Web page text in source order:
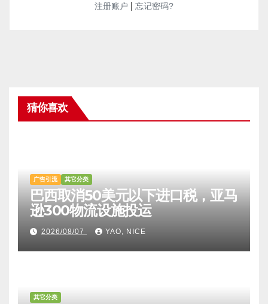
注册账户 忘记密码?
猜你喜欢
广告引流 其它分类
巴西取消50美元以下进口税，亚马
逊300物流设施投运
2026/08/07 YAO, NICE
其它分类